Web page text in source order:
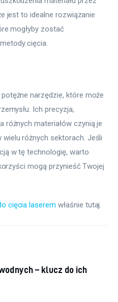
jest to idealne rozwiązanie
mogłyby zostać
cięcia.
narzędzie, które może
Ich precyzja,
różnych materiałów czynią je
różnych sektorach. Jeśli
w tę technologię, warto
mogą przynieść Twojej
cięcia laserem właśnie tutaj.
– klucz do ich